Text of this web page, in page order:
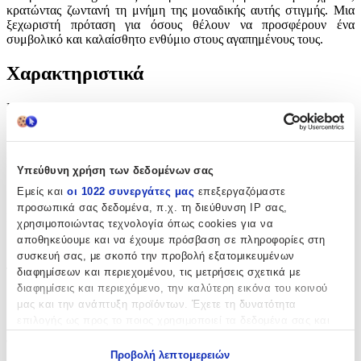
Υπεύθυνη χρήση των δεδομένων σας
Εμείς και οι 1022 συνεργάτες μας επεξεργαζόμαστε
προσωπικά σας δεδομένα, π.χ. τη διεύθυνση IP σας,
χρησιμοποιώντας τεχνολογία όπως cookies για να
αποθηκεύουμε και να έχουμε πρόσβαση σε πληροφορίες στη
συσκευή σας, με σκοπό την προβολή εξατομικευμένων
διαφημίσεων και περιεχομένου, τις μετρήσεις σχετικά με
διαφημίσεις και περιεχόμενο, την καλύτερη εικόνα του κοινού
μας και την ανάπτυξη προϊόντων. Έχετε τη δυνατότητα
Προβολή λεπτομερειών
κρατώντας ζωντανή τη μνήμη της μοναδικής αυτής στιγμής. Μια
ξεχωριστή πρόταση για όσους θέλουν να προσφέρουν ένα
συμβολικό και καλαίσθητο ενθύμιο στους αγαπημένους τους.
Χαρακτηριστικά
Κατασκευαστής
Βραχιολάκι
Σχέδιο
Μαμά-Νονά
Τεμάχια:
2
τμχ